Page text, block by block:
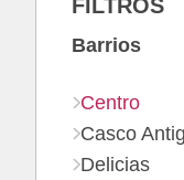
FILTROS
Barrios
Centro
Casco
Delicias